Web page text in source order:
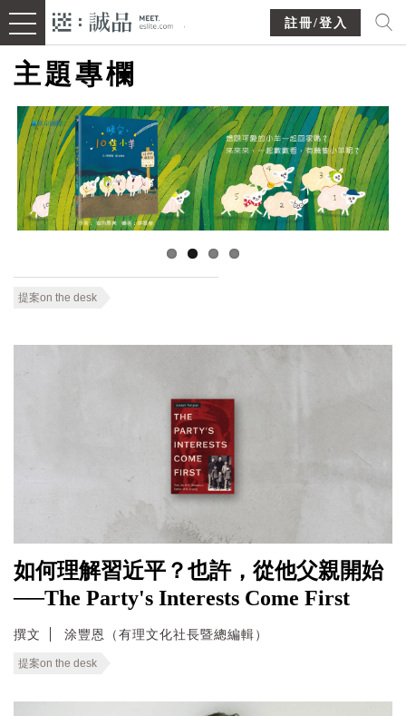
註冊/登入
主題專欄
提案on the desk
如何理解習近平？也許，從他父親開始
──The Party's Interests Come First
撰文 涂豐恩（有理文化社長暨總編輯）
提案on the desk